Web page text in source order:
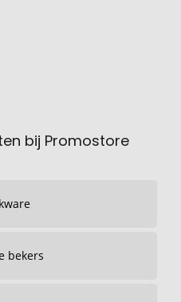
bij Promostore
bekers